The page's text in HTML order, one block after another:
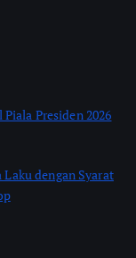
Presiden 2026
dengan Syarat